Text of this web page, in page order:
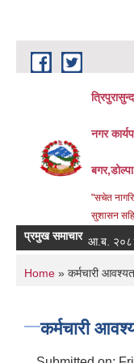
Skip to main content
नगर
"सचेत
सुशासन
प्रमुख समाचारआ.ब. २०८३।०८४
You are
Home » कर्मचारी
कर्मचारी